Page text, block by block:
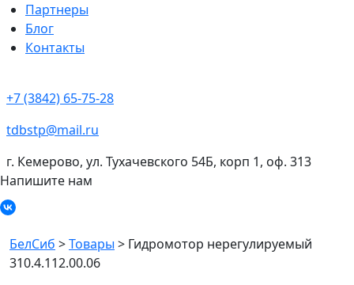
Партнеры
Блог
Контакты
+7 (3842) 65-75-28
tdbstp@mail.ru
г. Кемерово, ул. Тухачевского 54Б, корп 1, оф. 313
Напишите нам
БелСиб >Товары > Гидромотор нерегулируемый
310.4.112.00.06